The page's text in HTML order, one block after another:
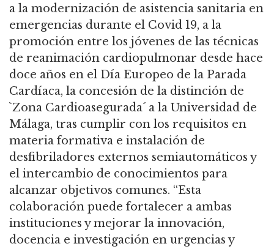
a la modernización de asistencia sanitaria en
emergencias durante el Covid 19, a la
promoción entre los jóvenes de las técnicas
de reanimación cardiopulmonar desde hace
doce años en el Día Europeo de la Parada
Cardíaca, la concesión de la distinción de
`Zona Cardioasegurada´ a la Universidad de
Málaga, tras cumplir con los requisitos en
materia formativa e instalación de
desfibriladores externos semiautomáticos y
el intercambio de conocimientos para
alcanzar objetivos comunes. “Esta
colaboración puede fortalecer a ambas
instituciones y mejorar la innovación,
docencia e investigación en urgencias y